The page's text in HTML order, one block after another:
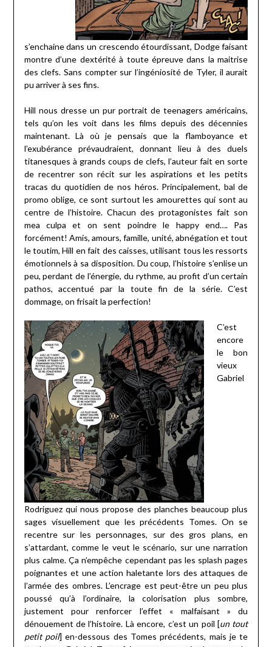
s’enchaine dans un crescendo étourdissant, Dodge faisant
montre d’une dextérité à toute épreuve dans la maitrise
des clefs. Sans compter sur l’ingéniosité de Tyler, il aurait
pu arriver à ses fins.
Hill nous dresse un pur portrait de teenagers américains,
tels qu’on les voit dans les films depuis des décennies
maintenant. Là où je pensais que la flamboyance et
l’exubérance prévaudraient, donnant lieu à des duels
titanesques à grands coups de clefs, l’auteur fait en sorte
de recentrer son récit sur les aspirations et les petits
tracas du quotidien de nos héros. Principalement, bal de
promo oblige, ce sont surtout les amourettes qui sont au
centre de l’histoire. Chacun des protagonistes fait son
mea culpa et on sent poindre le happy end…. Pas
forcément! Amis, amours, famille, unité, abnégation et tout
le toutim, Hill en fait des caisses, utilisant tous les ressorts
émotionnels à sa disposition. Du coup, l’histoire s’enlise un
peu, perdant de l’énergie, du rythme, au profit d’un certain
pathos, accentué par la toute fin de la série. C’est
dommage, on frisait la perfection!
C’est
encore
le bon
vieux
Gabriel
Rodriguez qui nous propose des planches beaucoup plus
sages visuellement que les précédents Tomes. On se
recentre sur les personnages, sur des gros plans, en
s’attardant, comme le veut le scénario, sur une narration
plus calme. Ça n’empêche cependant pas les splash pages
poignantes et une action haletante lors des attaques de
l’armée des ombres. L’encrage est peut-être un peu plus
poussé qu’à l’ordinaire, la colorisation plus sombre,
justement pour renforcer l’effet « malfaisant » du
dénouement de l’histoire. Là encore, c’est un poil [un tout
petit poil] en-dessous des Tomes précédents, mais je te